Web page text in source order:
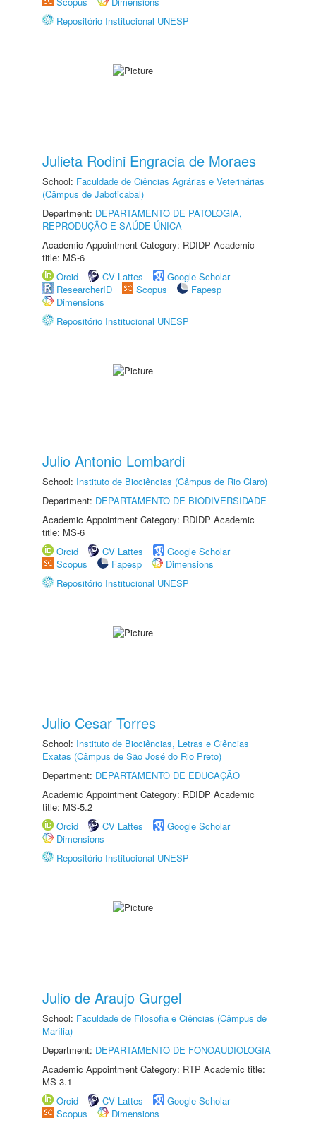
Repositório Institucional UNESP
Julieta Rodini Engracia de Moraes
School: Faculdade de Ciências Agrárias e Veterinárias
(Câmpus de Jaboticabal)
Department: DEPARTAMENTO DE PATOLOGIA,
REPRODUÇÃO E SAÚDE ÚNICA
Academic Appointment Category: RDIDP Academic
title: MS-6
Orcid
CV Lattes
Google Scholar
ResearcherID
Scopus
Fapesp
Dimensions
Repositório Institucional UNESP
Julio Antonio Lombardi
School: Instituto de Biociências (Câmpus de Rio Claro)
Department: DEPARTAMENTO DE BIODIVERSIDADE
Academic Appointment Category: RDIDP Academic
title: MS-6
Orcid
CV Lattes
Google Scholar
Scopus
Fapesp
Dimensions
Repositório Institucional UNESP
Julio Cesar Torres
School: Instituto de Biociências, Letras e Ciências
Exatas (Câmpus de São José do Rio Preto)
Department: DEPARTAMENTO DE EDUCAÇÃO
Academic Appointment Category: RDIDP Academic
title: MS-5.2
Orcid
CV Lattes
Google Scholar
Dimensions
Repositório Institucional UNESP
Julio de Araujo Gurgel
School: Faculdade de Filosofia e Ciências (Câmpus de
Marília)
Department: DEPARTAMENTO DE FONOAUDIOLOGIA
Academic Appointment Category: RTP Academic title:
MS-3.1
Orcid
CV Lattes
Google Scholar
Scopus
Dimensions